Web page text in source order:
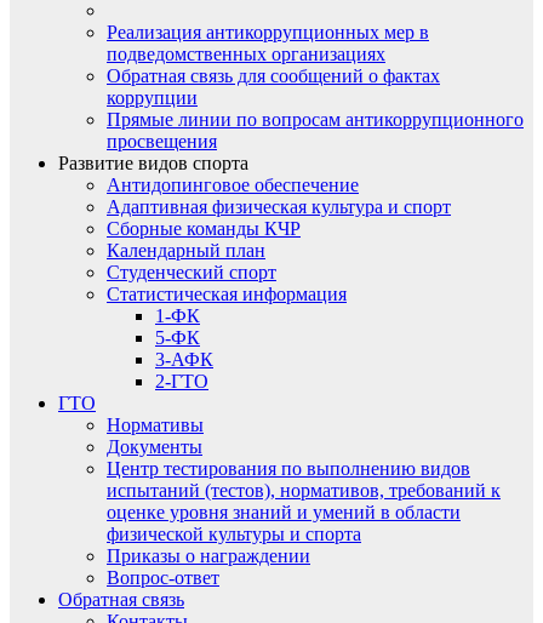
Реализация антикоррупционных мер в
подведомственных организациях
Обратная связь для сообщений о фактах
коррупции
Прямые линии по вопросам антикоррупционного
просвещения
Развитие видов спорта
Антидопинговое обеспечение
Адаптивная физическая культура и спорт
Сборные команды КЧР
Календарный план
Студенческий спорт
Статистическая информация
1-ФК
5-ФК
3-АФК
2-ГТО
ГТО
Нормативы
Документы
Центр тестирования по выполнению видов
испытаний (тестов), нормативов, требований к
оценке уровня знаний и умений в области
физической культуры и спорта
Приказы о награждении
Вопрос-ответ
Обратная связь